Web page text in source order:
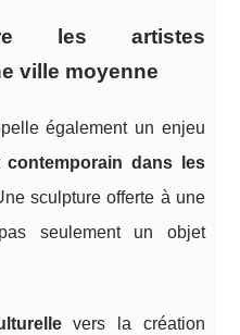
les artistes
ville moyenne
également un enjeu
contemporain dans les
sculpture offerte à une
seulement un objet
vers la création